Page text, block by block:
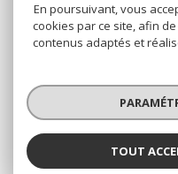
En poursuivant, vous
cookies par ce site, afin
contenus adaptés et
TOUT